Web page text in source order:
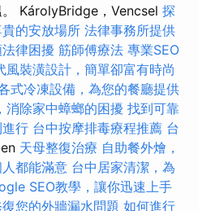
KárolyBridge，Vencsel 探
的安放場所 法律事務所提供
律困擾 筋師傅療法 專業SEO
風裝潢設計，簡單卻富有時尚
式冷凍設備，為您的餐廳提供
消除家中蟑螂的困擾 找到可靠
行 台中按摩排毒療程推薦 台
天母整復治療 自助餐外燴，
都能滿意 台中居家清潔，為
SEO教學，讓你迅速上手
您的外牆漏水問題 如何進行